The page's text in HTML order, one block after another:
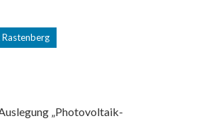
„Photovoltaik-